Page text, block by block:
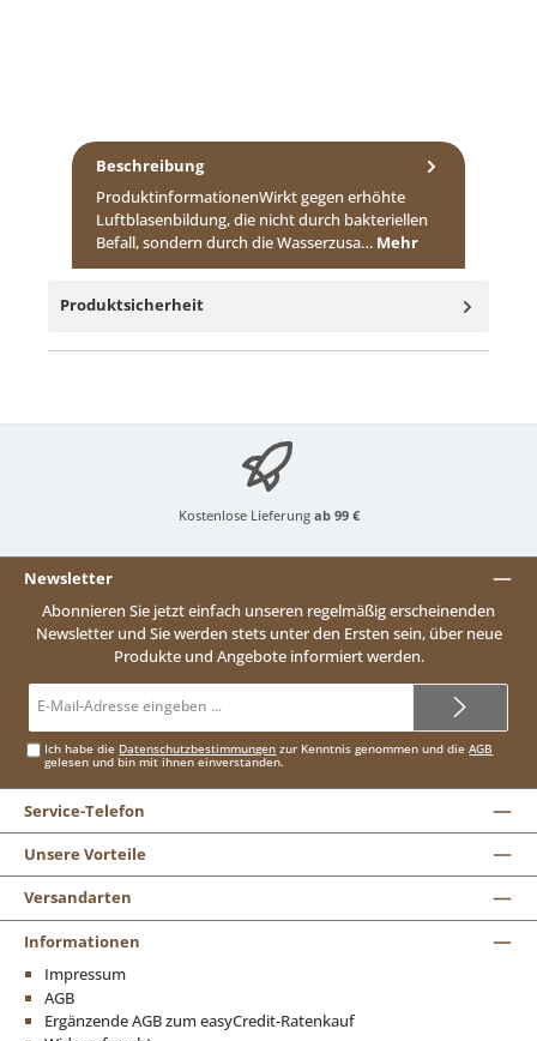
Beschreibung
ProduktinformationenWirkt gegen erhöhte
Luftblasenbildung, die nicht durch bakteriellen
Befall, sondern durch die Wasserzusa… Mehr
Produktsicherheit
Kostenlose Lieferung ab 99 €
Newsletter
Abonnieren Sie jetzt einfach unseren regelmäßig erscheinenden
Newsletter und Sie werden stets unter den Ersten sein, über neue
Produkte und Angebote informiert werden.
Mail-
Ich habe die Datenschutzbestimmungen zur Kenntnis genommen und dieAGB
gelesen und bin mit ihnen einverstanden.
Service-Telefon
Unsere Vorteile
Versandarten
Informationen
Impressum
AGB
Ergänzende AGB zum easyCredit-Ratenkauf